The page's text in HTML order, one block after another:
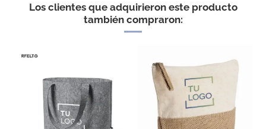
Los clientes que adquirieron este producto
también compraron: